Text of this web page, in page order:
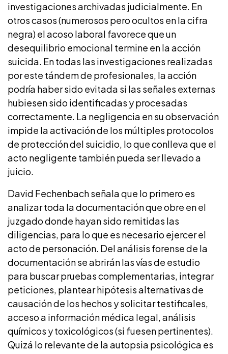
investigaciones archivadas judicialmente. En
otros casos (numerosos pero ocultos en la cifra
negra) el acoso laboral favorece que un
desequilibrio emocional termine en la acción
suicida. En todas las investigaciones realizadas
por este tándem de profesionales, la acción
podría haber sido evitada si las señales externas
hubiesen sido identificadas y procesadas
correctamente. La negligencia en su observación
impide la activación de los múltiples protocolos
de protección del suicidio, lo que conlleva que el
acto negligente también pueda ser llevado a
juicio.
David Fechenbach señala que lo primero es
analizar toda la documentación que obre en el
juzgado donde hayan sido remitidas las
diligencias, para lo que es necesario ejercer el
acto de personación. Del análisis forense de la
documentación se abrirán las vías de estudio
para buscar pruebas complementarias, integrar
peticiones, plantear hipótesis alternativas de
causación de los hechos y solicitar testificales,
acceso a información médica legal, análisis
químicos y toxicológicos (si fuesen pertinentes).
Quizá lo relevante de la autopsia psicológica es